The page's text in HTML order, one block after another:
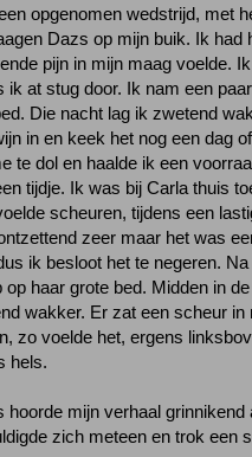
opgenomen wedstrijd, met
Dazs op mijn buik. Ik had
pijn in mijn maag voelde.
ik at stug door. Ik nam een
Die nacht lag ik zwetend
in en keek het nog een dag
te dol en haalde ik een
tijdje. Ik was bij Carla thuis
scheuren, tijdens een
zeer maar het was
ik besloot het te negeren.
op haar grote bed. Midden in
wakker. Er zat een scheur in
zo voelde het, ergens
hels.
hoorde mijn verhaal grinnikend
zich meteen en trok een